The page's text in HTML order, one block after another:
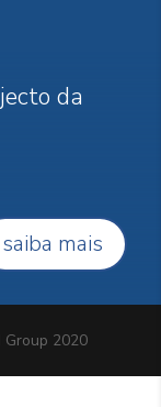
da
saiba mais
Group 2020